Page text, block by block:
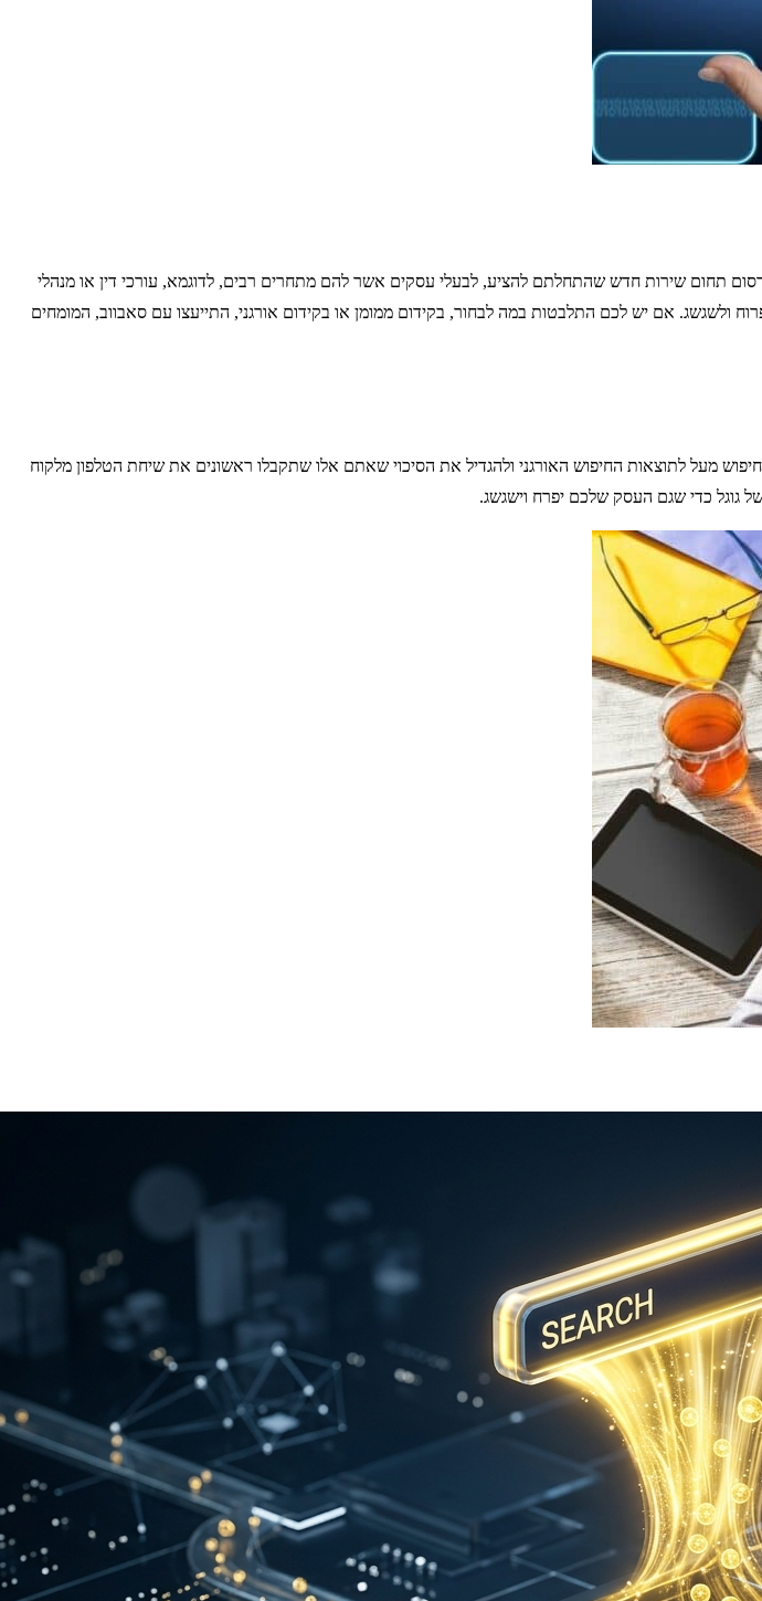
תחום שירות חדש שהתחלתם להציע, לבעלי עסקים אשר להם מתחרים רבים, לדוגמא, עורכי דין או מנהלי
ולשגשג. אם יש לכם התלבטות במה לבחור, בקידום ממומן או בקידום אורגני, התייעצו עם סאבווב, המומחים
מעל לתוצאות החיפוש האורגני ולהגדיל את הסיכוי שאתם אלו שתקבלו ראשונים את שיחת הטלפון מלקוח
כדי שגם העסק שלכם יפרח וישגשג.